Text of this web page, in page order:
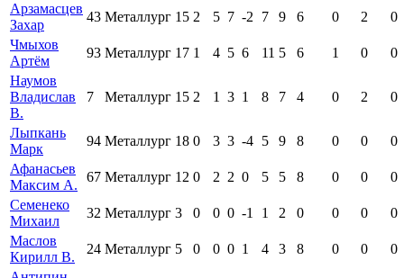
Арзамасцев
Захар
43 Металлург 15 2 5 7 -2 7 9 6 0 2
0
Чмыхов
Артём
93 Металлург 17 1 4 5 6 11 5 6 1 0
0
Наумов
Владислав
В.
7 Металлург 15 2 1 3 1 8 7 4 0 2 0
Лыпкань
Марк
94 Металлург 18 0 3 3 -4 5 9 8 0 0
0
Афанасьев
Максим А.
67 Металлург 12 0 2 2 0 5 5 8 0 0
0
Семенеко
Михаил
32 Металлург 3 0 0 0 -1 1 2 0 0 0
0
Маслов
Кирилл В.
24 Металлург 5 0 0 0 1 4 3 8 0 0
0